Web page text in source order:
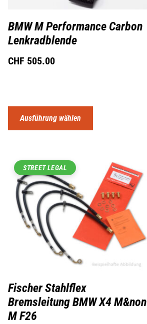
BMW M Performance Carbon
Lenkradblende
CHF 505.00
Ausführung wählen
STREET LEGAL
Fischer Stahlflex
Bremsleitung BMW X4 M&non
M F26